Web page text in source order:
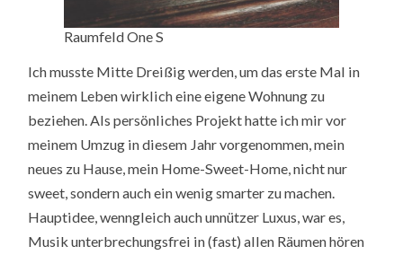
Raumfeld One S
Ich musste Mitte Dreißig werden, um das erste Mal in
meinem Leben wirklich eine eigene Wohnung zu
beziehen. Als persönliches Projekt hatte ich mir vor
meinem Umzug in diesem Jahr vorgenommen, mein
neues zu Hause, mein Home-Sweet-Home, nicht nur
sweet, sondern auch ein wenig smarter zu machen.
Hauptidee, wenngleich auch unnützer Luxus, war es,
Musik unterbrechungsfrei in (fast) allen Räumen hören